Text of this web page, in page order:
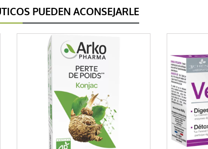
PUEDEN ACONSEJARLE